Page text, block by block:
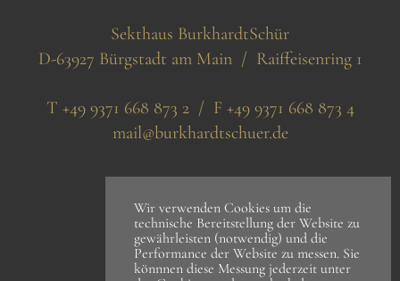
Sekthaus BurkhardtSchür
D-63927 Bürgstadt am Main / Raiffeisenring 1
T +49 9371 668 873 2 / F +49 9371 668 873 4
mail@burkhardtschuer.de
Wir verwenden Cookies um die
technische Bereitstellung der Website zu
gewährleisten (notwendig) und die
Performance der Website zu messen. Sie
könnnen diese Messung jederzeit unter